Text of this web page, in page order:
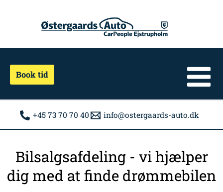
Book tid
+45 73 70 70 40 info@ostergaards-auto.dk
Bilsalgsafdeling - vi hjælper
dig med at finde drømmebilen